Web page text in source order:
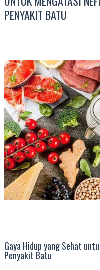
PENYAKIT BATU
Gaya Hidup yang Sehat
Penyakit Batu